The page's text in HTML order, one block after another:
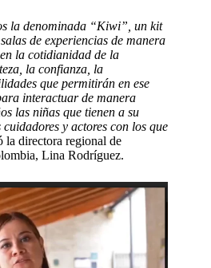
la denominada “Kiwi”, un kit
de experiencias de manera
la cotidianidad de la
la confianza, la
que permitirán en ese
interactuar de manera
las niñas que tienen a su
y actores con los que
la directora regional de
Lina Rodríguez.